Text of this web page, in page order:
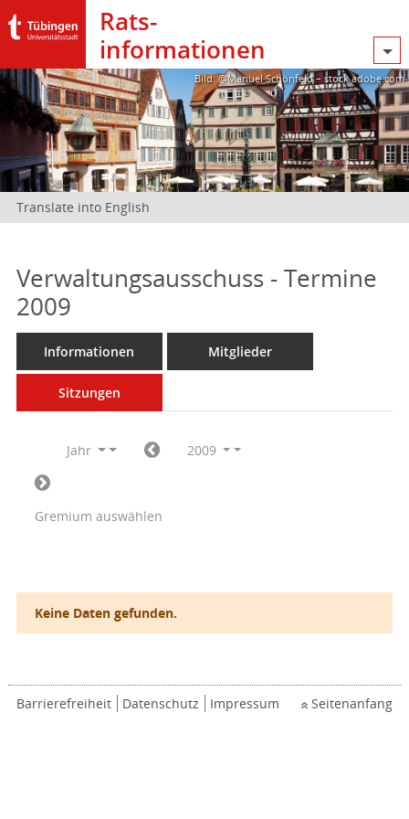
Rats­
informationen
Bild: @Manuel Schönfeld – stock.adobe.com
Translate into English
Verwaltungsausschuss - Termine
2009
Informationen Mitglieder
Sitzungen
Jahr 2009
Gremium auswählen
Keine Daten gefunden.
Barrierefreiheit Datenschutz Impressum Seitenanfang